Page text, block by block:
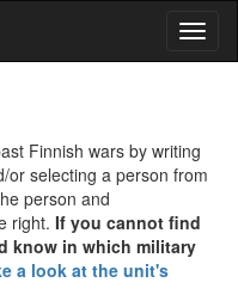
Finnish wars by writing
or selecting a person from
person and
right. If you cannot find
know in which military
a look at the unit's